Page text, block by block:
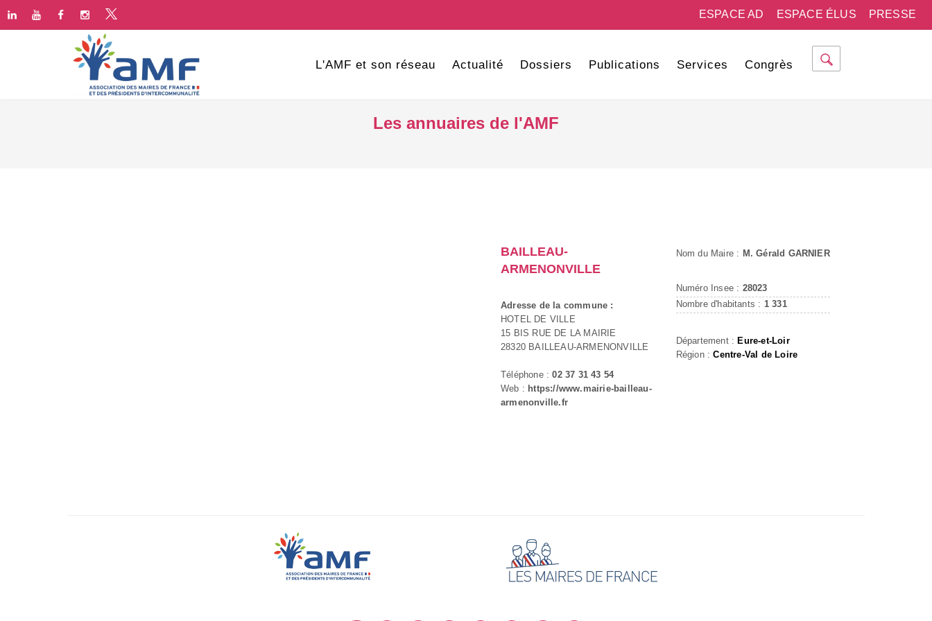
PRESSE
ESPACE ÉLUS
ESPACE AD
L'AMF et son réseau Actualité Dossiers Publications Services Congrès
Les annuaires de l'AMF
BAILLEAU-
ARMENONVILLE
Adresse de la commune :
HOTEL DE VILLE
15 BIS RUE DE LA MAIRIE
28320 BAILLEAU-ARMENONVILLE
Téléphone :02 37 31 43 54
Web : https://www.mairie-bailleau-
armenonville.fr
Nom du Maire : M. Gérald GARNIER
Numéro Insee : 28023
Nombre d'habitants : 1 331
Département :Eure-et-Loir
Région :Centre-Val de Loire